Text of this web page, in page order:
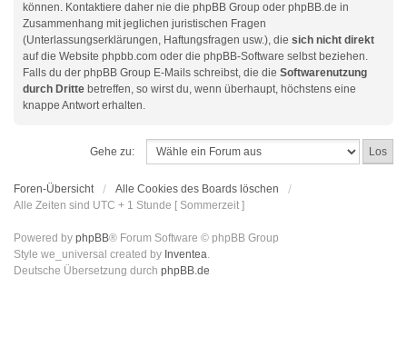
können. Kontaktiere daher nie die phpBB Group oder phpBB.de in
Zusammenhang mit jeglichen juristischen Fragen
(Unterlassungserklärungen, Haftungsfragen usw.), die sich nicht direkt
auf die Website phpbb.com oder die phpBB-Software selbst beziehen.
Falls du der phpBB Group E-Mails schreibst, die die Softwarenutzung
durch Dritte betreffen, so wirst du, wenn überhaupt, höchstens eine
knappe Antwort erhalten.
Gehe zu:
Foren-Übersicht
Alle Cookies des Boards löschen
Alle Zeiten sind UTC + 1 Stunde [ Sommerzeit ]
Powered by phpBB® Forum Software © phpBB Group
Style we_universal created by Inventea.
Deutsche Übersetzung durch phpBB.de